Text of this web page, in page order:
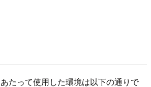
たって使用した環境は以下の通りで